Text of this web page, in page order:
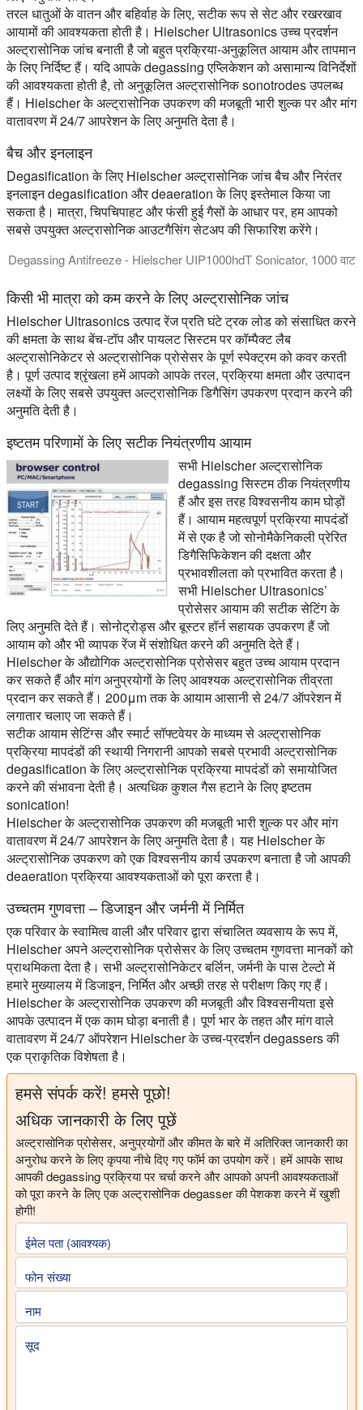
तरल धातुओं के वातन और बहिर्वाह के लिए, सटीक रूप से सेट और रखरखाव
आयामों की आवश्यकता होती है। Hielscher Ultrasonics उच्च प्रदर्शन
अल्ट्रासोनिक जांच बनाती है जो बहुत प्रक्रिया-अनुकूलित आयाम और तापमान
के लिए निर्दिष्ट हैं। यदि आपके degassing एप्लिकेशन को असामान्य विनिर्देशों
की आवश्यकता होती है, तो अनुकूलित अल्ट्रासोनिक sonotrodes उपलब्ध
हैं। Hielscher के अल्ट्रासोनिक उपकरण की मजबूती भारी शुल्क पर और मांग
वातावरण में 24/7 आपरेशन के लिए अनुमति देता है।
बैच और इनलाइन
Degasification के लिए Hielscher अल्ट्रासोनिक जांच बैच और निरंतर
इनलाइन degasification और deaeration के लिए इस्तेमाल किया जा
सकता है। मात्रा, चिपचिपाहट और फंसी हुई गैसों के आधार पर, हम आपको
सबसे उपयुक्त अल्ट्रासोनिक आउटगैसिंग सेटअप की सिफारिश करेंगे।
Degassing Antifreeze - Hielscher UIP1000hdT Sonicator, 1000 वाट
किसी भी मात्रा को कम करने के लिए अल्ट्रासोनिक जांच
Hielscher Ultrasonics उत्पाद रेंज प्रति घंटे ट्रक लोड को संसाधित करने
की क्षमता के साथ बेंच-टॉप और पायलट सिस्टम पर कॉम्पैक्ट लैब
अल्ट्रासोनिकेटर से अल्ट्रासोनिक प्रोसेसर के पूर्ण स्पेक्ट्रम को कवर करती
है। पूर्ण उत्पाद श्रृंखला हमें आपको आपके तरल, प्रक्रिया क्षमता और उत्पादन
लक्ष्यों के लिए सबसे उपयुक्त अल्ट्रासोनिक डिगैसिंग उपकरण प्रदान करने की
अनुमति देती है।
इष्टतम परिणामों के लिए सटीक नियंत्रणीय आयाम
सभी Hielscher अल्ट्रासोनिक
degassing सिस्टम ठीक नियंत्रणीय
हैं और इस तरह विश्वसनीय काम घोड़ों
हैं। आयाम महत्वपूर्ण प्रक्रिया मापदंडों
में से एक है जो सोनोमैकेनिकली प्रेरित
डिगैसिफिकेशन की दक्षता और
प्रभावशीलता को प्रभावित करता है।
सभी Hielscher Ultrasonics’
प्रोसेसर आयाम की सटीक सेटिंग के
लिए अनुमति देते हैं। सोनोट्रोड्स और बूस्टर हॉर्न सहायक उपकरण हैं जो
आयाम को और भी व्यापक रेंज में संशोधित करने की अनुमति देते हैं।
Hielscher के औद्योगिक अल्ट्रासोनिक प्रोसेसर बहुत उच्च आयाम प्रदान
कर सकते हैं और मांग अनुप्रयोगों के लिए आवश्यक अल्ट्रासोनिक तीव्रता
प्रदान कर सकते हैं। 200μm तक के आयाम आसानी से 24/7 ऑपरेशन में
लगातार चलाए जा सकते हैं।
सटीक आयाम सेटिंग्स और स्मार्ट सॉफ्टवेयर के माध्यम से अल्ट्रासोनिक
प्रक्रिया मापदंडों की स्थायी निगरानी आपको सबसे प्रभावी अल्ट्रासोनिक
degasification के लिए अल्ट्रासोनिक प्रक्रिया मापदंडों को समायोजित
करने की संभावना देती है। अत्यधिक कुशल गैस हटाने के लिए इष्टतम
sonication!
Hielscher के अल्ट्रासोनिक उपकरण की मजबूती भारी शुल्क पर और मांग
वातावरण में 24/7 आपरेशन के लिए अनुमति देता है। यह Hielscher के
अल्ट्रासोनिक उपकरण को एक विश्वसनीय कार्य उपकरण बनाता है जो आपकी
deaeration प्रक्रिया आवश्यकताओं को पूरा करता है।
उच्चतम गुणवत्ता – डिजाइन और जर्मनी में निर्मित
एक परिवार के स्वामित्व वाली और परिवार द्वारा संचालित व्यवसाय के रूप में,
Hielscher अपने अल्ट्रासोनिक प्रोसेसर के लिए उच्चतम गुणवत्ता मानकों को
प्राथमिकता देता है। सभी अल्ट्रासोनिकेटर बर्लिन, जर्मनी के पास टेल्टो में
हमारे मुख्यालय में डिजाइन, निर्मित और अच्छी तरह से परीक्षण किए गए हैं।
Hielscher के अल्ट्रासोनिक उपकरण की मजबूती और विश्वसनीयता इसे
आपके उत्पादन में एक काम घोड़ा बनाती है। पूर्ण भार के तहत और मांग वाले
वातावरण में 24/7 ऑपरेशन Hielscher के उच्च-प्रदर्शन degassers की
एक प्राकृतिक विशेषता है।
हमसे संपर्क करें! हमसे पूछो!
अधिक जानकारी के लिए पूछें
अल्ट्रासोनिक प्रोसेसर, अनुप्रयोगों और कीमत के बारे में अतिरिक्त जानकारी का
अनुरोध करने के लिए कृपया नीचे दिए गए फॉर्म का उपयोग करें। हमें आपके साथ
आपकी degassing प्रक्रिया पर चर्चा करने और आपको अपनी आवश्यकताओं
को पूरा करने के लिए एक अल्ट्रासोनिक degasser की पेशकश करने में खुशी
होगी!
ईमेल पता (आवश्यक)
फोन संख्या
नाम
सूद